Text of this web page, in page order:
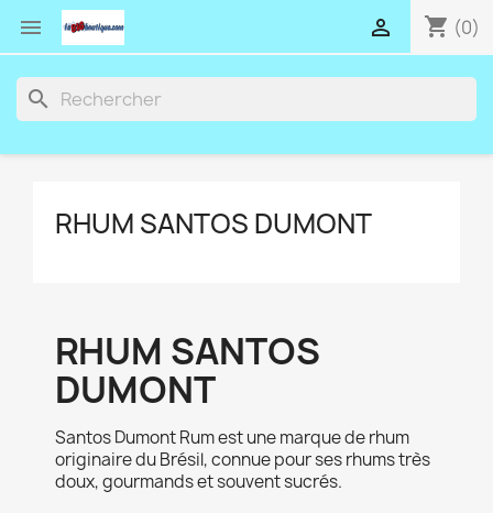
 shopping_cart (0)

search
RHUM SANTOS DUMONT
RHUM SANTOS
DUMONT
Santos Dumont Rum est une marque de rhum
originaire du Brésil, connue pour ses rhums très
doux, gourmands et souvent sucrés.